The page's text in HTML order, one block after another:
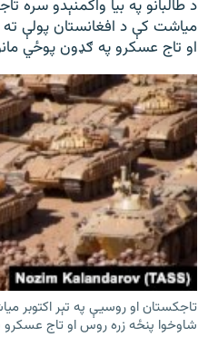
د طالبانو په بیا واکمنېدو سره
میاشت کې د افغانستان پولې
او تاج عسکرو په ګډون پوځي
تاجکستان او روسیې په تېر اکتوبر
شاوخوا پنځه زره روس او تاج عسکرو